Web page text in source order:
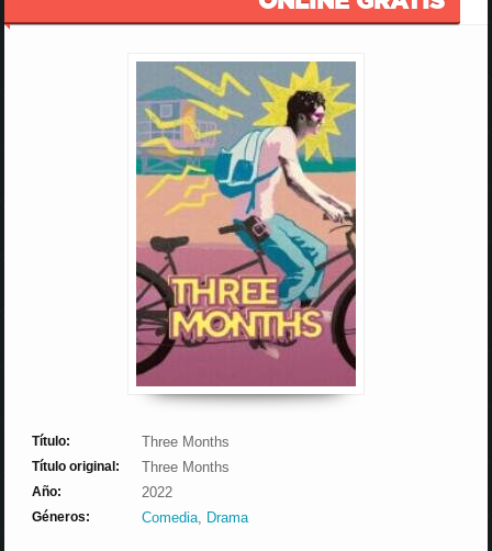
Título: Three Months
Título original: Three Months
Año: 2022
Géneros: Comedia, Drama